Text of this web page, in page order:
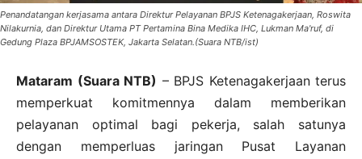
Penandatangan kerjasama antara Direktur Pelayanan BPJS Ketenagakerjaan, Roswita
Nilakurnia, dan Direktur Utama PT Pertamina Bina Medika IHC, Lukman Ma'ruf, di
Gedung Plaza BPJAMSOSTEK, Jakarta Selatan.(Suara NTB/ist)
Mataram (Suara NTB) – BPJS Ketenagakerjaan terus
memperkuat komitmennya dalam memberikan
pelayanan optimal bagi pekerja, salah satunya
dengan memperluas jaringan Pusat Layanan